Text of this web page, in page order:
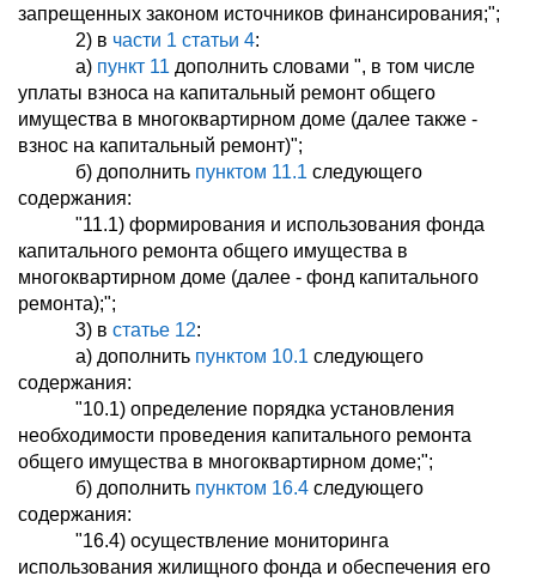
запрещенных законом источников финансирования;";
2) в части 1 статьи 4:
а) пункт 11 дополнить словами ", в том числе
уплаты взноса на капитальный ремонт общего
имущества в многоквартирном доме (далее также -
взнос на капитальный ремонт)";
б) дополнить пунктом 11.1 следующего
содержания:
"11.1) формирования и использования фонда
капитального ремонта общего имущества в
многоквартирном доме (далее - фонд капитального
ремонта);";
3) в статье 12:
а) дополнить пунктом 10.1 следующего
содержания:
"10.1) определение порядка установления
необходимости проведения капитального ремонта
общего имущества в многоквартирном доме;";
б) дополнить пунктом 16.4 следующего
содержания:
"16.4) осуществление мониторинга
использования жилищного фонда и обеспечения его